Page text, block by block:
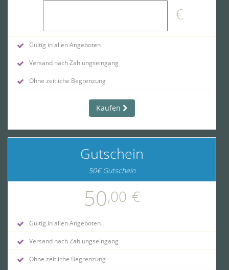
€
Gültig in allen Angeboten
Versand nach Zahlungseingang
Ohne zeitliche Begrenzung
Kaufen
Gutschein
50€ Gutschein
50,00 €
Gültig in allen Angeboten
Versand nach Zahlungseingang
Ohne zeitliche Begrenzung